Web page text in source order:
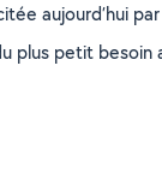
aujourd’hui
plus petit besoin